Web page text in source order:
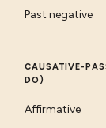
Past negative
CAUSATIVE-
DO)
Affirmative